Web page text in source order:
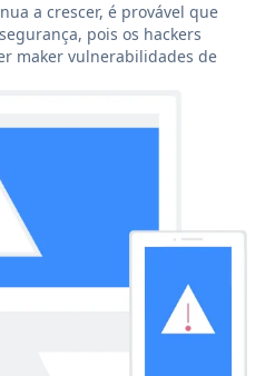
a crescer, é provável que
pois os hackers
maker vulnerabilidades de